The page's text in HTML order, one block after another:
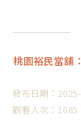
桃園裕民當舖
發布日期：
觀看人次：1085